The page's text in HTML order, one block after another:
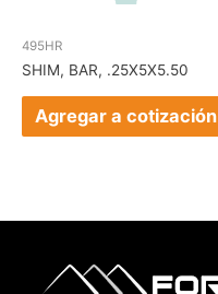
495HR
SHIM, BAR, .25X5X5.50
Agregar a cotización